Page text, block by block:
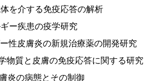
する免疫応答の解析
疾患の疫学研究
膚炎の新規治療薬の開発研究
質と皮膚の免疫応答に関する研究
病態とその制御